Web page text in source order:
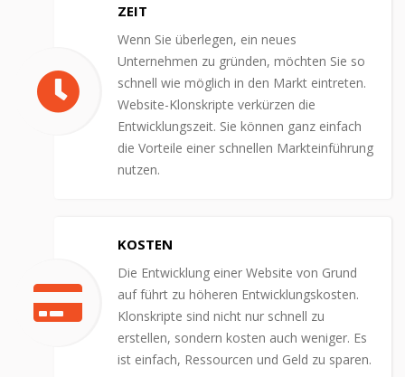
ZEIT
Wenn Sie überlegen, ein neues
Unternehmen zu gründen, möchten Sie so
schnell wie möglich in den Markt eintreten.
Website-Klonskripte verkürzen die
Entwicklungszeit. Sie können ganz einfach
die Vorteile einer schnellen Markteinführung
nutzen.
KOSTEN
Die Entwicklung einer Website von Grund
auf führt zu höheren Entwicklungskosten.
Klonskripte sind nicht nur schnell zu
erstellen, sondern kosten auch weniger. Es
ist einfach, Ressourcen und Geld zu sparen.